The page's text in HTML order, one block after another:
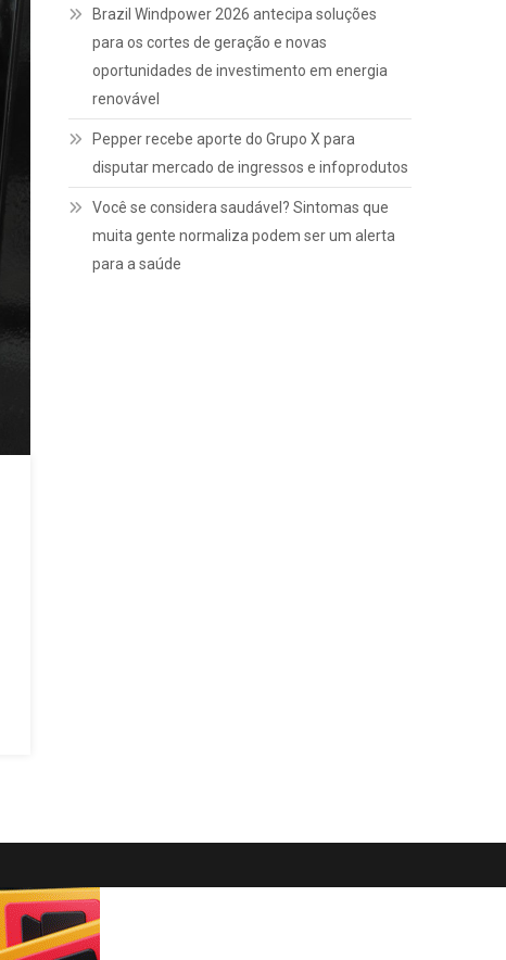
Brazil Windpower 2026 antecipa soluções
para os cortes de geração e novas
oportunidades de investimento em energia
renovável
Pepper recebe aporte do Grupo X para
disputar mercado de ingressos e infoprodutos
Você se considera saudável? Sintomas que
muita gente normaliza podem ser um alerta
para a saúde